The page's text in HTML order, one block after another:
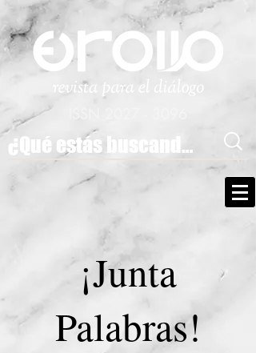
¡Junta
Palabras!